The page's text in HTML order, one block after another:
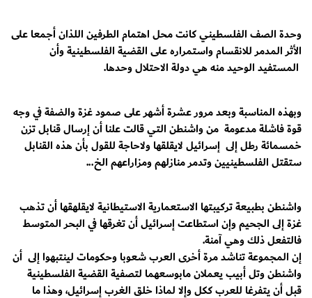
وحدة الصف الفلسطيني كانت محل اهتمام الطرفين اللذان أجمعا على
الأثر المدمر للانقسام واستمراره على القضية الفلسطينية وأن
المستفيد الوحيد منه هي دولة الاحتلال وحدها.
وبهذه المناسبة وبعد مرور عشرة أشهر على صمود غزة والضفة في وجه
قوة فاشلة مدعومة من واشنطن التي قالت علنا أن إرسال قنابل تزن
خمسمائة رطل إلى إسرائيل لايقلقها ولاحاجة للقول بأن هذه القنابل
ستقتل الفلسطينيين وتدمر منازلهم ومزاراعهم الخ...
واشنطن بطبيعة تركيبتها الاستعمارية الاستيطانية لايقلهقها أن تذهب
غزة إلى الجحيم وإن استطاعت إسرائيل أن تغرقها في البحر المتوسط
فالتفعل ذلك وهي آمنة.
إن المجموعة تناشد مرة أخرى العرب شعوبا وحكومات لينتبهوا إلى أن
واشنطن وتل أبيب يعملان مابوسعهما لتصفية القضية الفلسطينية
قبل أن يتفرغا للعرب ككل وإلا لماذا خلق الغرب إسرائيل، وهذا ما